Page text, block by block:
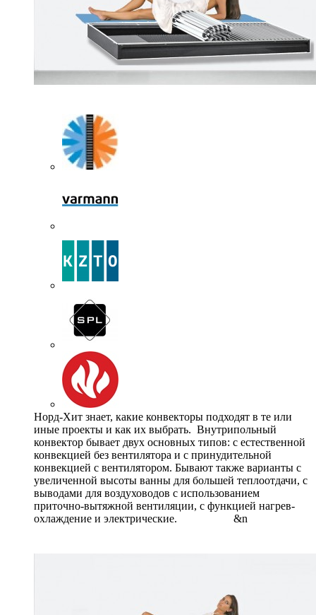
Норд-Хит знает, какие конвекторы подходят в те или
иные проекты и как их выбрать. Внутрипольный
конвектор бывает двух основных типов: с естественной
конвекцией без вентилятора и с принудительной
конвекцией с вентилятором. Бывают также варианты с
увеличенной высоты ванны для большей теплоотдачи, с
выводами для воздуховодов с использованием
приточно-вытяжной вентиляции, с функцией нагрев-
охлаждение и электрические. &n